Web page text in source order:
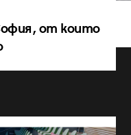
от които